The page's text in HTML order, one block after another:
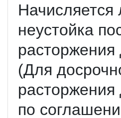
Начисляется
неустойка
расторжения
(Для
расторжения
по